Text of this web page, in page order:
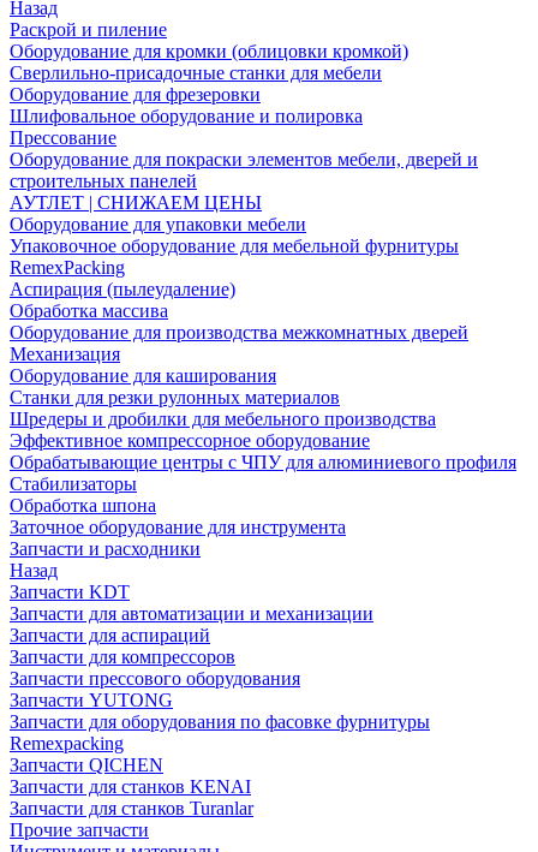
Назад
Раскрой и пиление
Оборудование для кромки (облицовки кромкой)
Сверлильно-присадочные станки для мебели
Оборудование для фрезеровки
Шлифовальное оборудование и полировка
Прессование
Оборудование для покраски элементов мебели, дверей и
строительных панелей
АУТЛЕТ | СНИЖАЕМ ЦЕНЫ
Оборудование для упаковки мебели
Упаковочное оборудование для мебельной фурнитуры
RemexPacking
Аспирация (пылеудаление)
Обработка массива
Оборудование для производства межкомнатных дверей
Механизация
Оборудование для каширования
Станки для резки рулонных материалов
Шредеры и дробилки для мебельного производства
Эффективное компрессорное оборудование
Обрабатывающие центры с ЧПУ для алюминиевого профиля
Стабилизаторы
Обработка шпона
Заточное оборудование для инструмента
Запчасти и расходники
Назад
Запчасти KDT
Запчасти для автоматизации и механизации
Запчасти для аспираций
Запчасти для компрессоров
Запчасти прессового оборудования
Запчасти YUTONG
Запчасти для оборудования по фасовке фурнитуры
Remexpacking
Запчасти QICHEN
Запчасти для станков KENAI
Запчасти для станков Turanlar
Прочие запчасти